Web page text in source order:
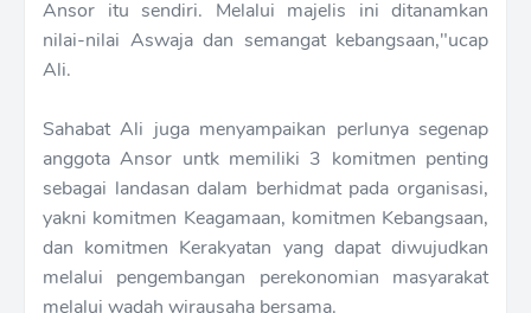
Ansor itu sendiri. Melalui majelis ini ditanamkan
nilai-nilai Aswaja dan semangat kebangsaan,"ucap
Ali.
Sahabat Ali juga menyampaikan perlunya segenap
anggota Ansor untk memiliki 3 komitmen penting
sebagai landasan dalam berhidmat pada organisasi,
yakni komitmen Keagamaan, komitmen Kebangsaan,
dan komitmen Kerakyatan yang dapat diwujudkan
melalui pengembangan perekonomian masyarakat
melalui wadah wirausaha bersama.